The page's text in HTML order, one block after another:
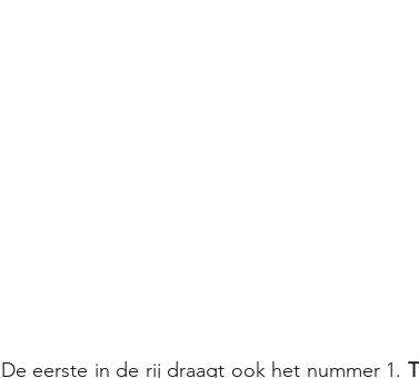
De eerste in de rij draagt ook het nummer 1.